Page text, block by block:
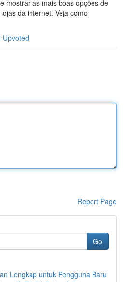
mostrar as mais boas opções de
da internet. Veja como
Upvoted
Report Page
Go
Lengkap untuk Pengguna Baru